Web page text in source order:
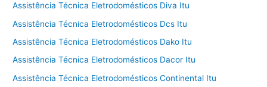
Assistência Técnica Eletrodomésticos Diva Itu
Assistência Técnica Eletrodomésticos Dcs Itu
Assistência Técnica Eletrodomésticos Dako Itu
Assistência Técnica Eletrodomésticos Dacor Itu
Assistência Técnica Eletrodomésticos Continental Itu